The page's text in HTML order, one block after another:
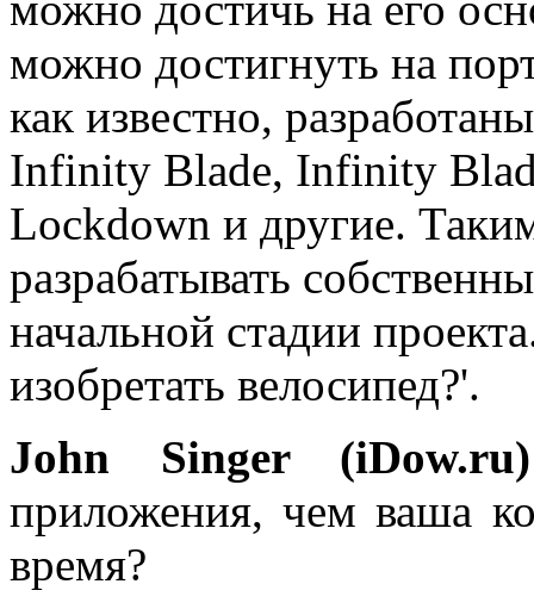
можно достигнуть на
как известно,
Infinity Blade, Infinity
Lockdown и другие.
разрабатывать
начальной стадии
изобретать велосипед?'.
John Singer
приложения, чем ваша
время?